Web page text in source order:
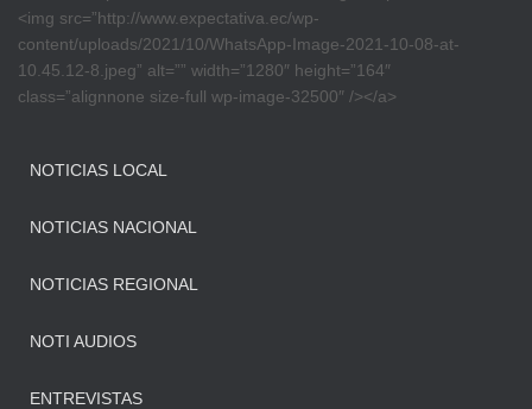
<img src=”http://www.expectativa.ec/wp-
content/uploads/2021/10/WhatsApp-Image-2021-10-08-at-
10.45.12-8.jpeg” alt=”” width=”1280″ height=”164″
class=”alignnone size-full wp-image-32500″ /></a>
NOTICIAS LOCAL
NOTICIAS NACIONAL
NOTICIAS REGIONAL
NOTI AUDIOS
ENTREVISTAS